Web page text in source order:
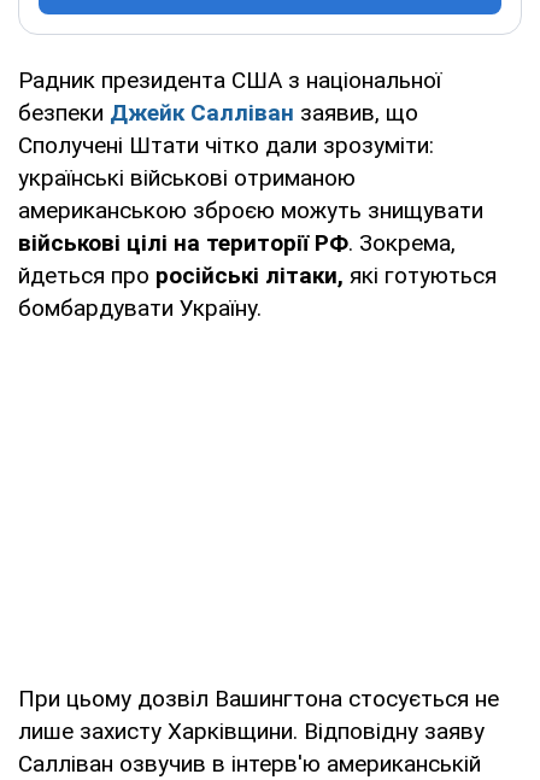
Радник президента США з національної
безпеки Джейк Салліван заявив, що
Сполучені Штати чітко дали зрозуміти:
українські військові отриманою
американською зброєю можуть знищувати
військові цілі на території РФ. Зокрема,
йдеться про російські літаки, які готуються
бомбардувати Україну.
При цьому дозвіл Вашингтона стосується не
лише захисту Харківщини. Відповідну заяву
Салліван озвучив в інтерв'ю американській